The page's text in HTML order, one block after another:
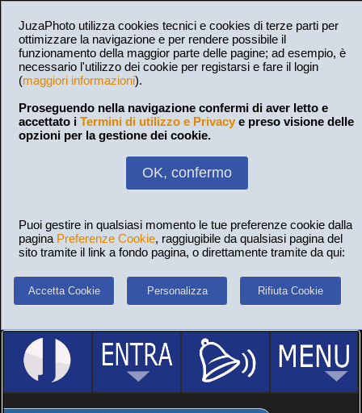
JuzaPhoto utilizza cookies tecnici e cookies di terze parti per
ottimizzare la navigazione e per rendere possibile il
funzionamento della maggior parte delle pagine; ad esempio, è
necessario l'utilizzo dei cookie per registarsi e fare il login
(maggiori informazioni).
Proseguendo nella navigazione confermi di aver letto e
accettato i Termini di utilizzo e Privacy e preso visione delle
opzioni per la gestione dei cookie.
OK, confermo
Puoi gestire in qualsiasi momento le tue preferenze cookie dalla
pagina Preferenze Cookie, raggiugibile da qualsiasi pagina del
sito tramite il link a fondo pagina, o direttamente tramite da qui:
Accetta Cookie Personalizza Rifiuta Cookie